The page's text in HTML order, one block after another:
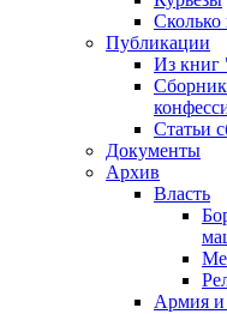
Публикации
Из
Сборник
Статьи
Документы
Архив
Власть
Армия и